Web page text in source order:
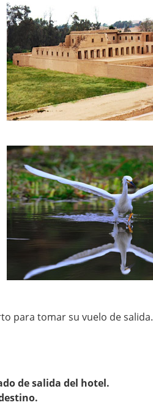
para tomar su vuelo de salida.
de salida del hotel.